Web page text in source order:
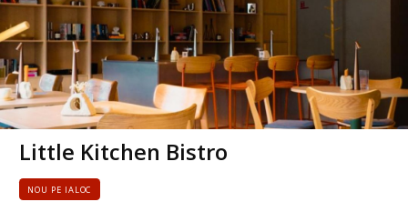
Little Kitchen Bistro
NOU PE IALOC